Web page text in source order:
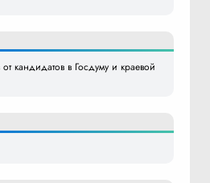
кандидатов в Госдуму и краевой